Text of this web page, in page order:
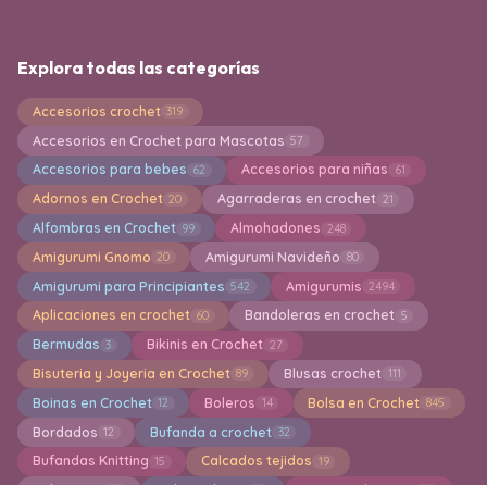
Explora todas las categorías
Accesorios crochet 319
Accesorios en Crochet para Mascotas 57
Accesorios para bebes 62 Accesorios para niñas 61
Adornos en Crochet 20 Agarraderas en crochet 21
Alfombras en Crochet 99 Almohadones 248
Amigurumi Gnomo 20 Amigurumi Navideño 80
Amigurumi para Principiantes 542 Amigurumis 2494
Aplicaciones en crochet 60 Bandoleras en crochet 5
Bermudas 3 Bikinis en Crochet 27
Bisuteria y Joyeria en Crochet 89 Blusas crochet 111
Boinas en Crochet 12 Boleros 14 Bolsa en Crochet 845
Bordados 12 Bufanda a crochet 32
Bufandas Knitting 15 Calcados tejidos 19